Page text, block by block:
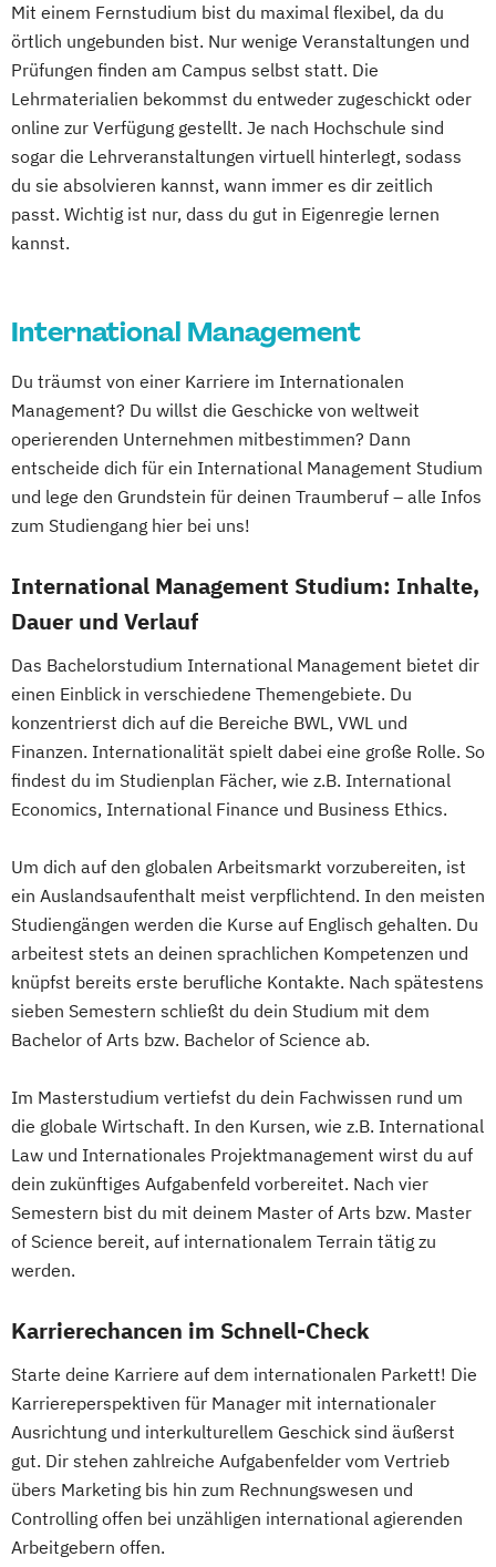
Business Administration (DE/EN)
Digital Business (DE/EN)
Digitale Betriebswirtschaftslehre
Entrepreneurship (DE/EN)
Finance
Accounting und Taxation (DE/EN)
General Management
IT-Betriebswirt/in
IT-Management
Immobilien­wirtschaft
Projektmanagement (DE/EN)
Public Management Ökonom/in
Mit einem Fernstudium bist du maximal flexibel, da du
örtlich ungebunden bist. Nur wenige Veranstaltungen und
Prüfungen finden am Campus selbst statt. Die
Lehrmaterialien bekommst du entweder zugeschickt oder
online zur Verfügung gestellt. Je nach Hochschule sind
sogar die Lehrveranstaltungen virtuell hinterlegt, sodass
du sie absolvieren kannst, wann immer es dir zeitlich
passt. Wichtig ist nur, dass du gut in Eigenregie lernen
kannst.
International Management
Du träumst von einer Karriere im Internationalen
Management? Du willst die Geschicke von weltweit
operierenden Unternehmen mitbestimmen? Dann
entscheide dich für ein International Management Studium
und lege den Grundstein für deinen Traumberuf – alle Infos
zum Studiengang hier bei uns!
International Management Studium: Inhalte,
Dauer und Verlauf
Das Bachelorstudium International Management bietet dir
einen Einblick in verschiedene Themengebiete. Du
konzentrierst dich auf die Bereiche BWL, VWL und
Finanzen. Internationalität spielt dabei eine große Rolle. So
findest du im Studienplan Fächer, wie z.B. International
Economics, International Finance und Business Ethics.
Um dich auf den globalen Arbeitsmarkt vorzubereiten, ist
ein Auslandsaufenthalt meist verpflichtend. In den meisten
Studiengängen werden die Kurse auf Englisch gehalten. Du
arbeitest stets an deinen sprachlichen Kompetenzen und
knüpfst bereits erste berufliche Kontakte. Nach spätestens
sieben Semestern schließt du dein Studium mit dem
Bachelor of Arts bzw. Bachelor of Science ab.
Im Masterstudium vertiefst du dein Fachwissen rund um
die globale Wirtschaft. In den Kursen, wie z.B. International
Law und Internationales Projektmanagement wirst du auf
dein zukünftiges Aufgabenfeld vorbereitet. Nach vier
Semestern bist du mit deinem Master of Arts bzw. Master
of Science bereit, auf internationalem Terrain tätig zu
werden.
Karrierechancen im Schnell-Check
Starte deine Karriere auf dem internationalen Parkett! Die
Karriereperspektiven für Manager mit internationaler
Ausrichtung und interkulturellem Geschick sind äußerst
gut. Dir stehen zahlreiche Aufgabenfelder vom Vertrieb
übers Marketing bis hin zum Rechnungswesen und
Controlling offen bei unzähligen international agierenden
Arbeitgebern offen.